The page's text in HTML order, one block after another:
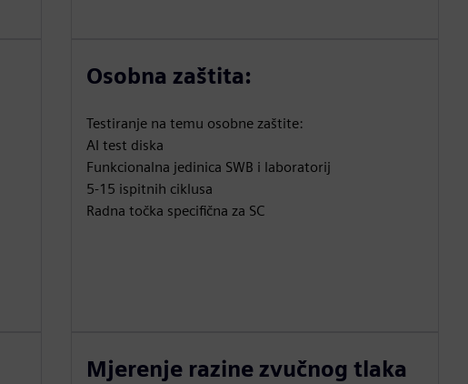
Osobna zaštita:
Testiranje na temu osobne zaštite:
AI test diska
Funkcionalna jedinica SWB i laboratorij
5-15 ispitnih ciklusa
Radna točka specifična za SC
Mjerenje razine zvučnog tlaka